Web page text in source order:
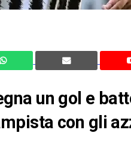
un gol e
con gli